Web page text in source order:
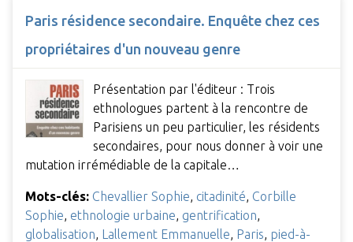
Paris résidence secondaire. Enquête chez ces
propriétaires d'un nouveau genre
Présentation par l'éditeur : Trois
ethnologues partent à la rencontre de
Parisiens un peu particulier, les résidents
secondaires, pour nous donner à voir une
mutation irrémédiable de la capitale…
Mots-clés: Chevallier Sophie, citadinité, Corbille
Sophie, ethnologie urbaine, gentrification,
globalisation, Lallement Emmanuelle, Paris, pied-à-